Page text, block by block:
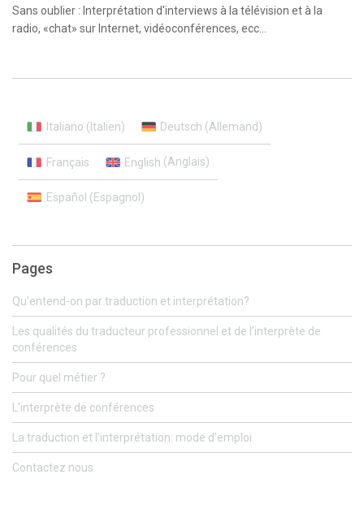
Sans oublier : Interprétation d'interviews à la télévision et à la
radio, «chat» sur Internet, vidéoconférences, ecc...
Italiano ( Italien) Deutsch (Allemand)
Français English (Anglais)
Español (Espagnol )
Pages
Qu’entend-on par traduction et interprétation?
Les qualités du traducteur professionnel et de l’interprète de
conférences
Pour quel métier ?
L’interprète de conférences
La traduction et l’interprétation: mode d’emploi
Contactez nous